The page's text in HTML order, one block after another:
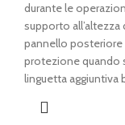
durante le
supporto
pannello
protezione quando
linguetta aggiuntiva